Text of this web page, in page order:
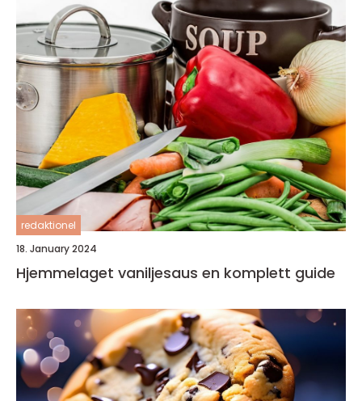
redaktionel
18. January 2024
Hjemmelaget vaniljesaus en komplett guide